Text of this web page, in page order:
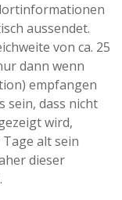
aussendet.
von ca. 25
dann wenn
empfangen
sein, dass nicht
wird,
alt sein
dieser